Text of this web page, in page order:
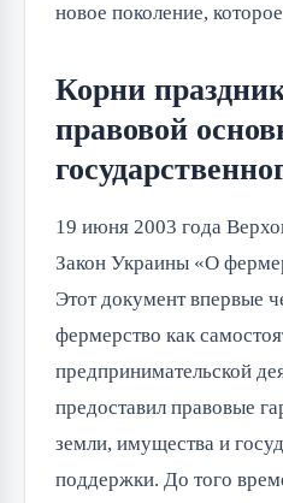
новое поколение,
Корни
правовой
19 июня 2003 года
Закон Украины «О
Этот документ впервые
фермерство как
предпринимательской
предоставил правовые
земли, имущества и
поддержки. До того